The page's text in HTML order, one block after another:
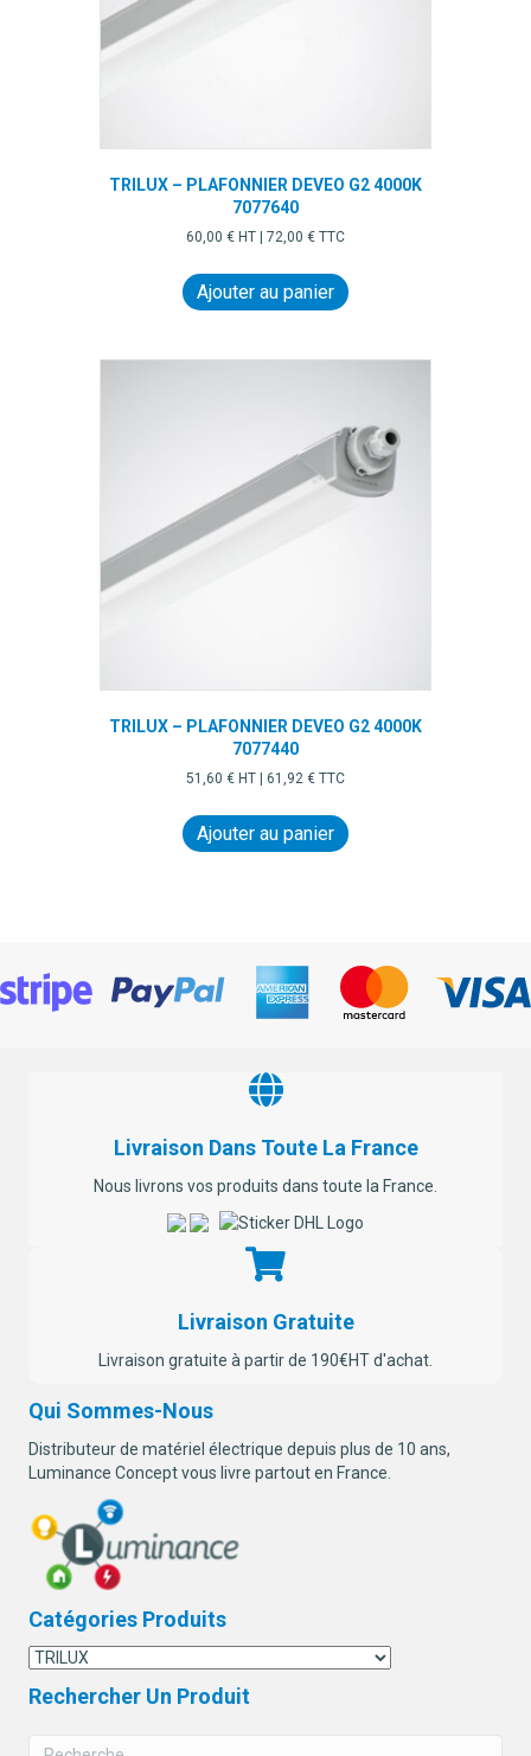
TRILUX – PLAFONNIER DEVEO G2 4000K
7077640
60,00 € HT | 72,00 € TTC
Ajouter au panier
TRILUX – PLAFONNIER DEVEO G2 4000K
7077440
51,60 € HT | 61,92 € TTC
Ajouter au panier
Livraison Dans Toute La France
Nous livrons vos produits dans toute la France.
Livraison Gratuite
Livraison gratuite à partir de 190€HT d'achat.
Qui Sommes-Nous
Distributeur de matériel électrique depuis plus de 10 ans,
Luminance Concept vous livre partout en France.
Catégories Produits
Rechercher Un Produit